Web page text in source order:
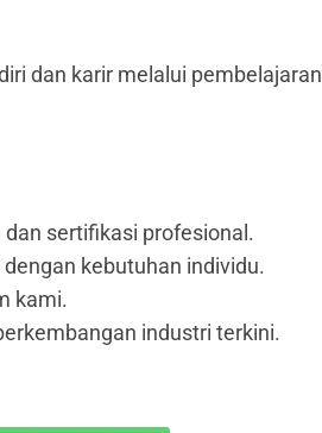
dan karir melalui pembelajaran
sertifikasi profesional.
kebutuhan individu.
kami.
industri terkini.